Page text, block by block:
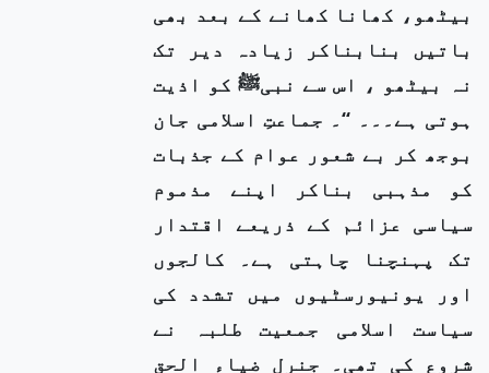
بیٹھو، کھانا کھانے کے بعد بھی
باتیں بنابناکر زیادہ دیر تک
نہ بیٹھو ، اس سے نبیﷺ کو اذیت
ہوتی ہے۔۔۔ ‘‘۔ جماعتِ اسلامی جان
بوجھ کر بے شعور عوام کے جذبات
کو مذہبی بناکر اپنے مذموم
سیاسی عزائم کے ذریعے اقتدار
تک پہنچنا چاہتی ہے۔ کالجوں
اور یونیورسٹیوں میں تشدد کی
سیاست اسلامی جمعیت طلبہ نے
شروع کی تھی۔ جنرل ضیاء الحق